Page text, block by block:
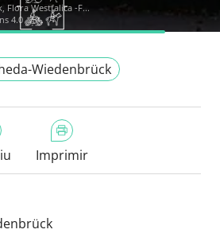
Flora Westfalica -F...
4.0
Wiedenbrück
Imprimir